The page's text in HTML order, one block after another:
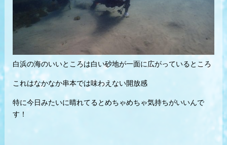
白浜の海のいいところは白い砂地が一面に広がっているところ
これはなかなか串本では味わえない開放感
特に今日みたいに晴れてるとめちゃめちゃ気持ちがいいんで
す！